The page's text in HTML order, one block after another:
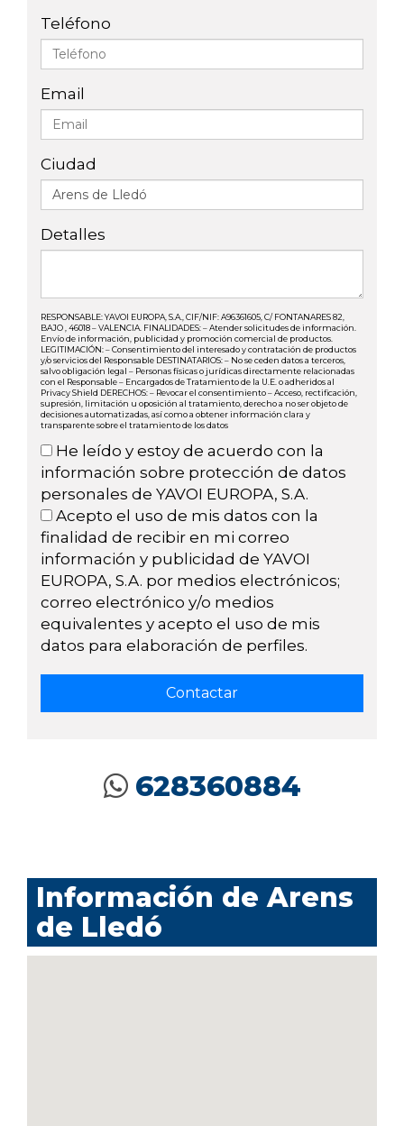
Teléfono
Email
Ciudad
Detalles
RESPONSABLE: YAVOI EUROPA, S.A., CIF/NIF: A96361605, C/ FONTANARES 82,
BAJO , 46018 – VALENCIA. FINALIDADES: – Atender solicitudes de información.
Envío de información, publicidad y promoción comercial de productos.
LEGITIMACIÓN: – Consentimiento del interesado y contratación de productos
y/o servicios del Responsable DESTINATARIOS: – No se ceden datos a terceros,
salvo obligación legal – Personas físicas o jurídicas directamente relacionadas
con el Responsable – Encargados de Tratamiento de la U.E. o adheridos al
Privacy Shield DERECHOS: – Revocar el consentimiento – Acceso, rectificación,
supresión, limitación u oposición al tratamiento, derecho a no ser objeto de
decisiones automatizadas, así como a obtener información clara y
transparente sobre el tratamiento de los datos
He leído y estoy de acuerdo con la
información sobre protección de datos
personales de YAVOI EUROPA, S.A.
Acepto el uso de mis datos con la
finalidad de recibir en mi correo
información y publicidad de YAVOI
EUROPA, S.A. por medios electrónicos;
correo electrónico y/o medios
equivalentes y acepto el uso de mis
datos para elaboración de perfiles.
628360884
Información de Arens
de Lledó